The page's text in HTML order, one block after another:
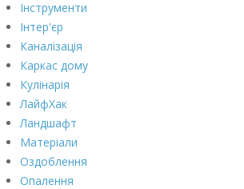
Інструменти
Інтер'єр
Каналізація
Каркас дому
Кулінарія
ЛайфХак
Ландшафт
Матеріали
Оздоблення
Опалення